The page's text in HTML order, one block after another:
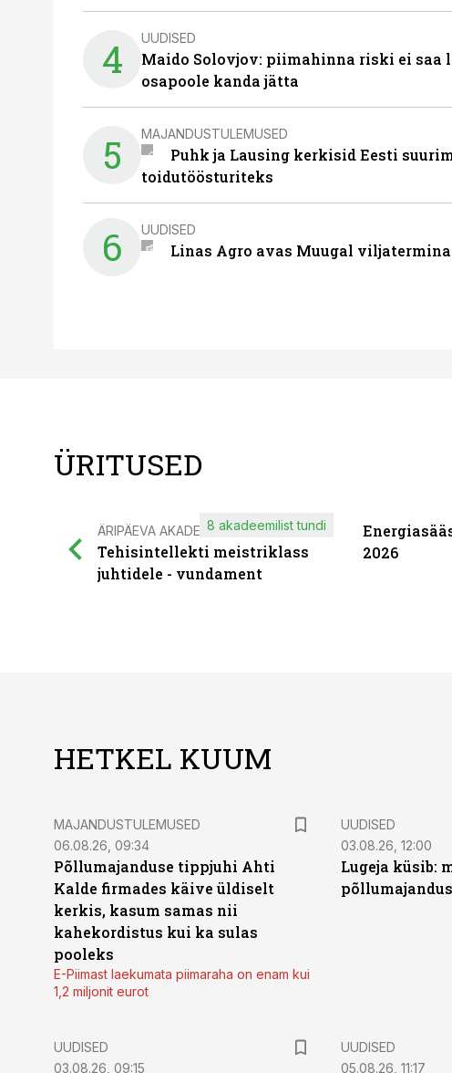
4 UUDISED
Maido Solovjov: piimahinna riski ei saa
osapoole kanda jätta
5 MAJANDUSTULEMUSED
Puhk ja Lausing kerkisid Eesti
toidutöösturiteks
6 UUDISED
Linas Agro avas Muugal
ÜRITUSED
ÄRIPÄEVA AKADEEMIA
Tehisintellekti meistriklass
juhtidele - vundament
8 akadeemilist tundi
2026
HETKEL KUUM
MAJANDUSTULEMUSED
06.08.26, 09:34
Põllumajanduse tippjuhi Ahti
Kalde firmades käive üldiselt
kerkis, kasum samas nii
kahekordistus kui ka sulas
pooleks
E-Piimast laekumata piimaraha on enam kui
1,2 miljonit eurot
UUDISED
03.08.26, 12:00
Lugeja küsib:
UUDISED
03.08.26, 09:15
UUDISED
05.08.26, 11:17